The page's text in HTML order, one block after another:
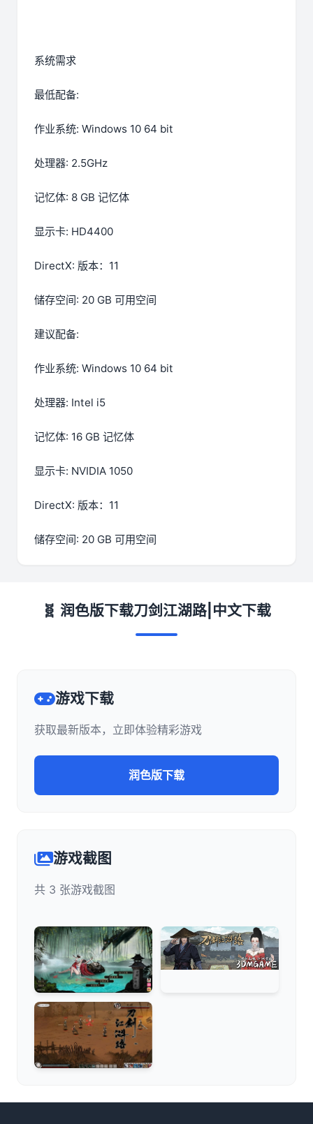
系统需求
最低配备:
作业系统: Windows 10 64 bit
处理器: 2.5GHz
记忆体: 8 GB 记忆体
显示卡: HD4400
DirectX: 版本：11
储存空间: 20 GB 可用空间
建议配备:
作业系统: Windows 10 64 bit
处理器: Intel i5
记忆体: 16 GB 记忆体
显示卡: NVIDIA 1050
DirectX: 版本：11
储存空间: 20 GB 可用空间
🧬 润色版下载刀剑江湖路|中文下载
游戏下载
获取最新版本，立即体验精彩游戏
润色版下载
游戏截图
共 3 张游戏截图